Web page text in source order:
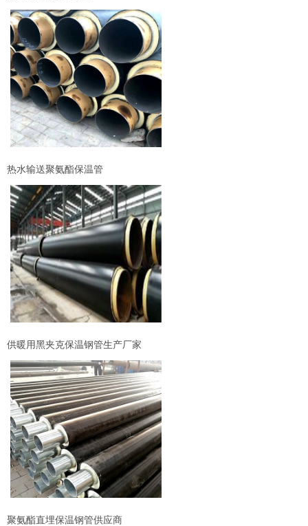
热水输送聚氨酯保温管
供暖用黑夹克保温钢管生产厂家
聚氨酯直埋保温钢管供应商